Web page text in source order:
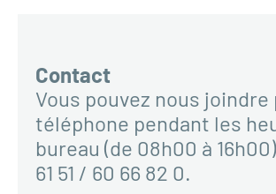
Contact
Vous pouvez nous joindre
téléphone pendant les
bureau (de 08h00 à
61 51 / 60 66 82 0.